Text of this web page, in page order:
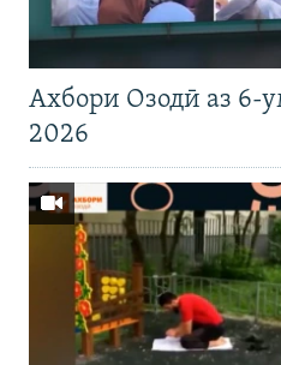
Ахбори Озодӣ аз 6-
2026